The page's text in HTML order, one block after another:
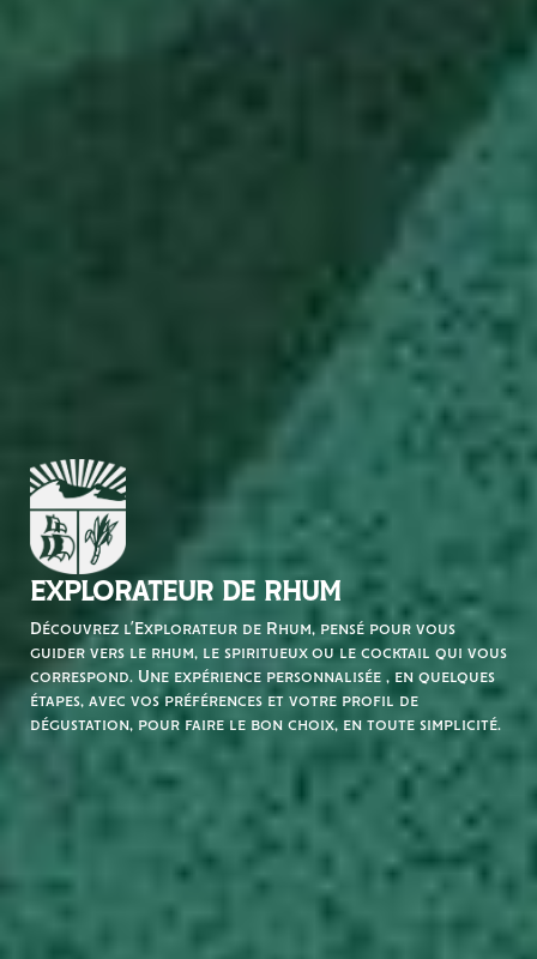
EXPLORATEUR DE RHUM
Découvrez l’Explorateur de Rhum, pensé pour vous
guider vers le rhum, le spiritueux ou le cocktail qui vous
correspond. Une expérience personnalisée , en quelques
étapes, avec vos préférences et votre profil de
dégustation, pour faire le bon choix, en toute simplicité.